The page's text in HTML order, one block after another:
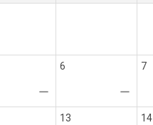
ー
6
ー
7
13 14